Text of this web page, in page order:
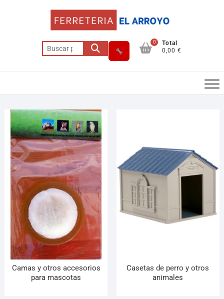
0
Total
0,00 €
Camas y otros accesorios
para mascotas
Casetas de perro y otros
animales
Asesor El Arroyo
En línea · responde en segundos
Llamar (cerrado) WhatsApp Cómo llegar
¡Hola! Soy el asesor virtual de Ferretería El Arroyo.
Cuéntame qué necesitas y te ayudo a encontrarlo,
aunque no sepas el nombre exacto